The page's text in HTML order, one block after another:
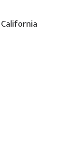
California